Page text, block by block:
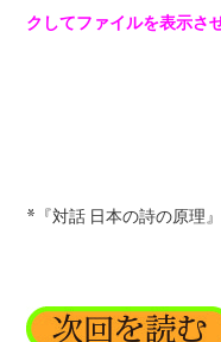
クしてファイルを表示さ
*『対話 日本の詩の原理